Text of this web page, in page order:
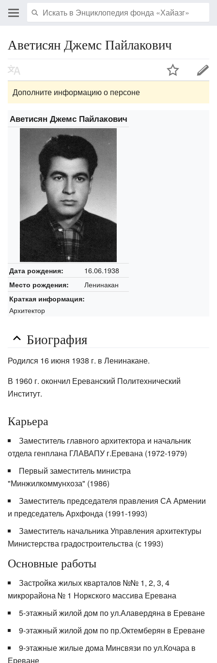
Аветисян Джемс Пайлакович
Дополните информацию о персоне
Аветисян Джемс Пайлакович
Дата рождения: 16.06.1938
Место рождения: Ленинакан
Краткая информация:
Архитектор
Биография
Родился 16 июня 1938 г. в Ленинакане.
В 1960 г. окончил Ереванский Политехнический
Институт.
Карьера
Заместитель главного архитектора и начальник
отдела генплана ГЛАВАПУ г.Еревана (1972-1979)
Первый заместитель министра
"Минжилкоммунхоза" (1986)
Заместитель председателя правления СА Армении
и председатель Архфонда (1991-1993)
Заместитель начальника Управления архитектуры
Министерства градостроительства (с 1993)
Основные работы
Застройка жилых кварталов №№ 1, 2, 3, 4
микрорайона № 1 Норкского массива Еревана
5-этажный жилой дом по ул.Алавердяна в Ереване
9-этажный жилой дом по пр.Октемберян в Ереване
9-этажные жилые дома Минсвязи по ул.Кочара в
Ереване